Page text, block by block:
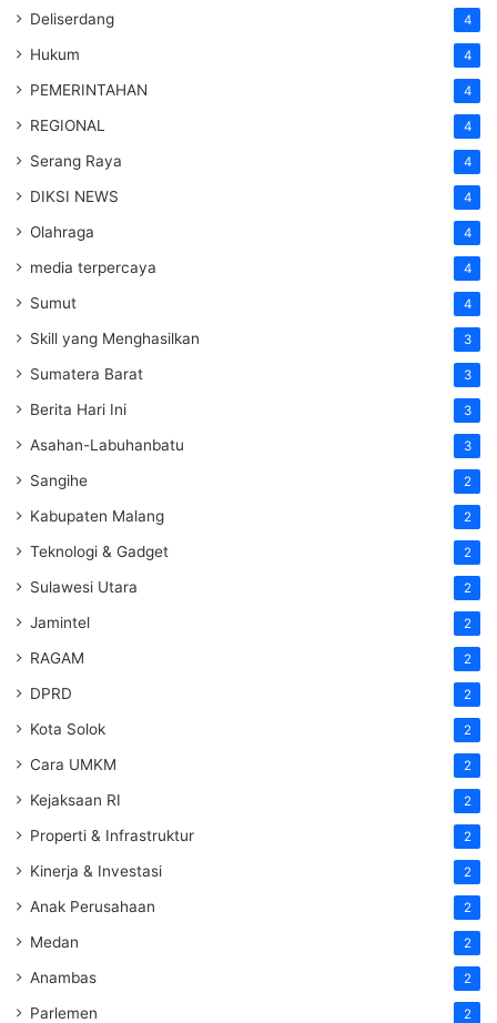
Deliserdang 4
Hukum 4
PEMERINTAHAN 4
REGIONAL 4
Serang Raya 4
DIKSI NEWS 4
Olahraga 4
media terpercaya 4
Sumut 4
Skill yang Menghasilkan 3
Sumatera Barat 3
Berita Hari Ini 3
Asahan-Labuhanbatu 3
Sangihe 2
Kabupaten Malang 2
Teknologi & Gadget 2
Sulawesi Utara 2
Jamintel 2
RAGAM 2
DPRD 2
Kota Solok 2
Cara UMKM 2
Kejaksaan RI 2
Properti & Infrastruktur 2
Kinerja & Investasi 2
Anak Perusahaan 2
Medan 2
Anambas 2
Parlemen 2